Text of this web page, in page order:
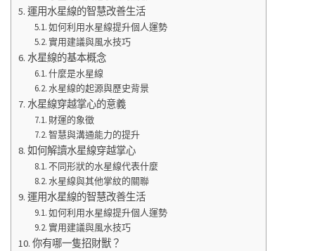
運用水星線的智慧改善生活
如何利用水星線提升個人運勢
實用建議與風水技巧
水星線的基本概念
什麼是水星線
水星線的起源與歷史背景
水星線穿越掌心的意義
財運的象徵
智慧與溝通能力的提升
如何解讀水星線穿越掌心
不同形狀的水星線代表什麼
水星線與其他掌紋的關聯
運用水星線的智慧改善生活
如何利用水星線提升個人運勢
實用建議與風水技巧
你有哪一隻招財獸？